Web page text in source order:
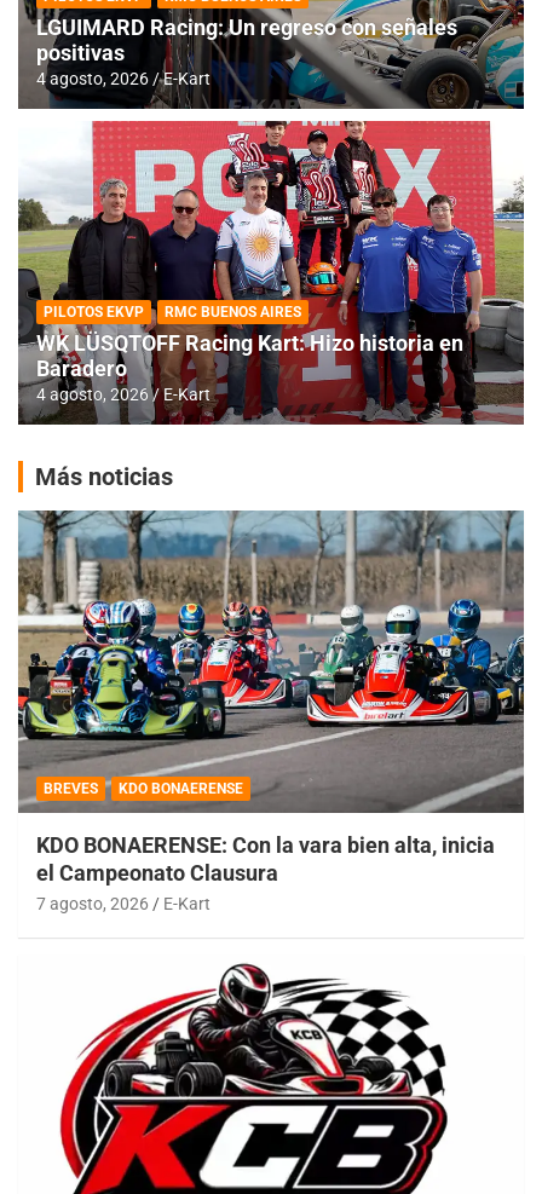
LGUIMARD Racing: Un regreso con señales
positivas
4 agosto, 2026 E-Kart
PILOTOS EKVP RMC BUENOS AIRES
WK LÜSQTOFF Racing Kart: Hizo historia en
Baradero
4 agosto, 2026 E-Kart
Más noticias
BREVES KDO BONAERENSE
KDO BONAERENSE: Con la vara bien alta, inicia
el Campeonato Clausura
7 agosto, 2026 E-Kart